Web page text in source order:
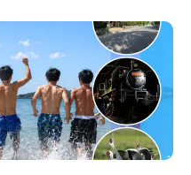
ぷりとお伝えします。日
どんなとこ
答お申し込み：https://c-
ぞ！「はじめての一人旅だ
の？」そんな保護者様の不安
スタッフが直接お答えしま
、ぜひご自宅からリラックス
に必ずご確認ください・参加
込みいただく前に、「お申し
となります。ご確認くださ
内容（予定）＜1日目＞
紹介ワーク」「高校生企画①-
びらとりの歴史・文化を知
アイヌ文化博物館でアイヌ文
るアクティビティ「1日を振
＞（AM）「平取高校見学・
体験 -在校生との対話「高
ながら町を知ろう！（PM）
ティ」 -平取特産の「びらと
、東は太平洋に面した自然
や漁業、林業が盛んであると
航空宇宙産業の誘致を進める
るほど大きな山々が連なる
絶景！牛たちがのんびりと過
。日本一の清流に選ばれたこ
。 他の地域では見ることので
い産業が交差する瞬間を肌で
受け継がれる 「フロンティア
スピリッツ（開拓者精神）」